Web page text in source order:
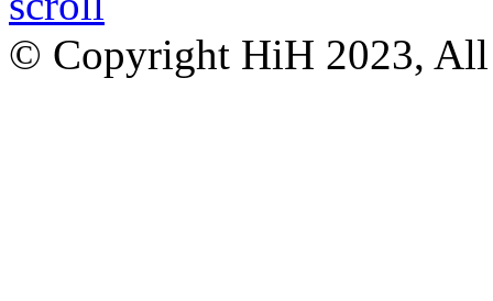
© Copyright HiH 2023, All